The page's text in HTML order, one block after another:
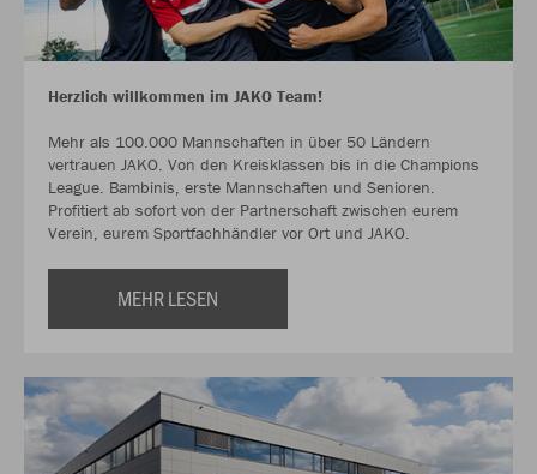
Herzlich willkommen im JAKO Team!
Mehr als 100.000 Mannschaften in über 50 Ländern
vertrauen JAKO. Von den Kreisklassen bis in die Champions
League. Bambinis, erste Mannschaften und Senioren.
Profitiert ab sofort von der Partnerschaft zwischen eurem
Verein, eurem Sportfachhändler vor Ort und JAKO.
MEHR LESEN